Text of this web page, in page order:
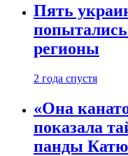
Пять
попытались
регионы
2 года спустя
«Она
показала
панды